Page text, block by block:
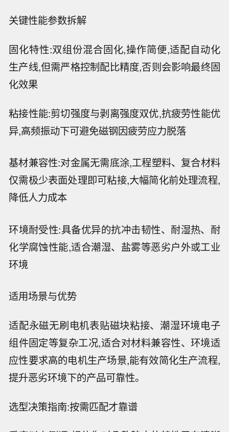
关键性能参数拆解
固化特性:双组份混合固化,操作简便,适配自动化
生产线,但需严格控制配比精度,否则会影响最终固
化效果
粘接性能:剪切强度与剥离强度双优,抗疲劳性能优
异,高频振动下可避免磁钢因疲劳应力脱落
基材兼容性:对金属无需底涂,工程塑料、复合材料
仅需极少表面处理即可粘接,大幅简化前处理流程,
降低人力成本
环境耐受性:具备优异的抗冲击韧性、耐湿热、耐
化学腐蚀性能,适合潮湿、盐雾等恶劣户外或工业
环境
适用场景与优势
适配永磁无刷电机表贴磁块粘接、潮湿环境电子
组件固定等复杂工况,适合对材料兼容性、环境适
应性要求高的电机生产场景,能有效简化生产流程,
提升恶劣环境下的产品可靠性。
选型决策指南:按需匹配才靠谱